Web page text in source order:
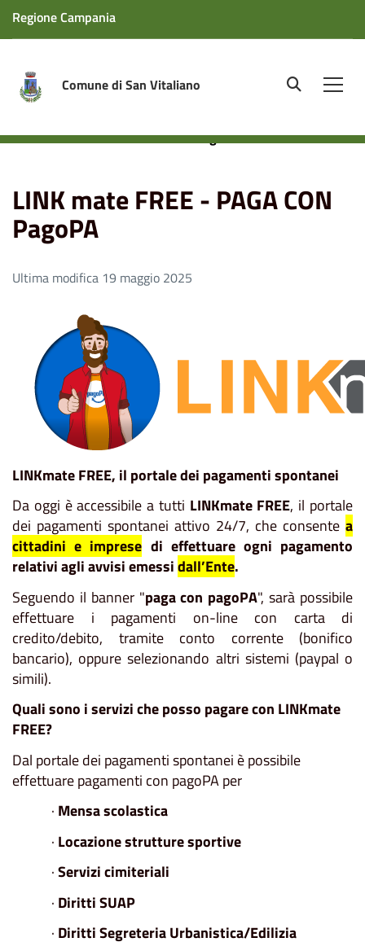
Regione Campania
Comune di San Vitaliano site.searc
LINK mate FREE - PAGA CON PagoPA
LINK mate FREE - PAGA CON
PagoPA
Ultima modifica 19 maggio 2025
LINKmate FREE, il portale dei pagamenti spontanei
Da oggi è accessibile a tutti LINKmate FREE, il portale
dei pagamenti spontanei attivo 24/7, che consente a
cittadini e imprese di effettuare ogni pagamento
relativi agli avvisi emessidall’Ente.
Seguendo il banner "paga con pagoPA", sarà possibile
effettuare i pagamenti on-line con carta di
credito/debito, tramite conto corrente (bonifico
bancario), oppure selezionando altri sistemi (paypal o
simili).
Quali sono i servizi che posso pagare con LINKmate
FREE?
Dal portale dei pagamenti spontanei è possibile
effettuare pagamenti con pagoPA per
· Mensa scolastica
· Locazione strutture sportive
·Servizi cimiteriali
· Diritti SUAP
· Diritti Segreteria Urbanistica/Edilizia